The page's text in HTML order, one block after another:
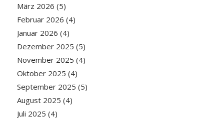
März 2026 (5)
Februar 2026 (4)
Januar 2026 (4)
Dezember 2025 (5)
November 2025 (4)
Oktober 2025 (4)
September 2025 (5)
August 2025 (4)
Juli 2025 (4)